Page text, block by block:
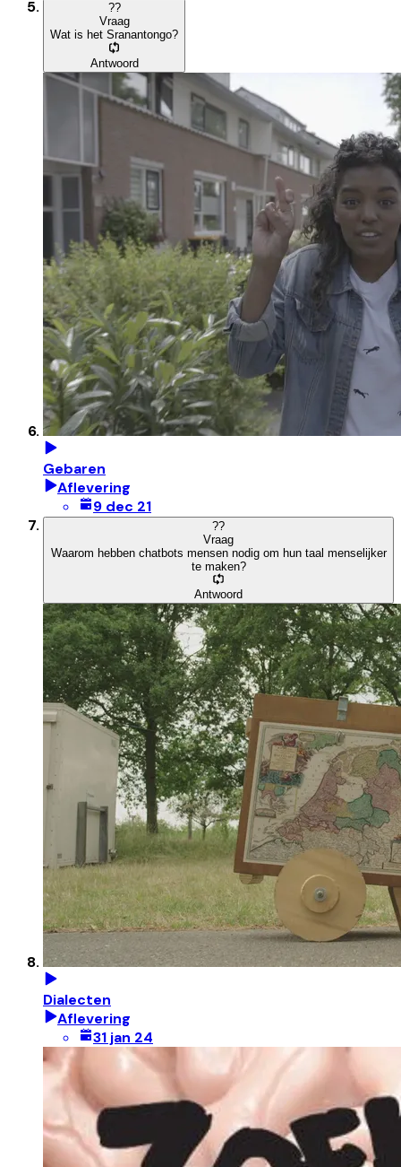
??
Vraag
Wat is het Sranantongo?
Antwoord
Gebaren
Aflevering
9 dec 21
??
Vraag
Waarom hebben chatbots mensen nodig om hun taal menselijker
te maken?
Antwoord
Dialecten
Aflevering
31 jan 24